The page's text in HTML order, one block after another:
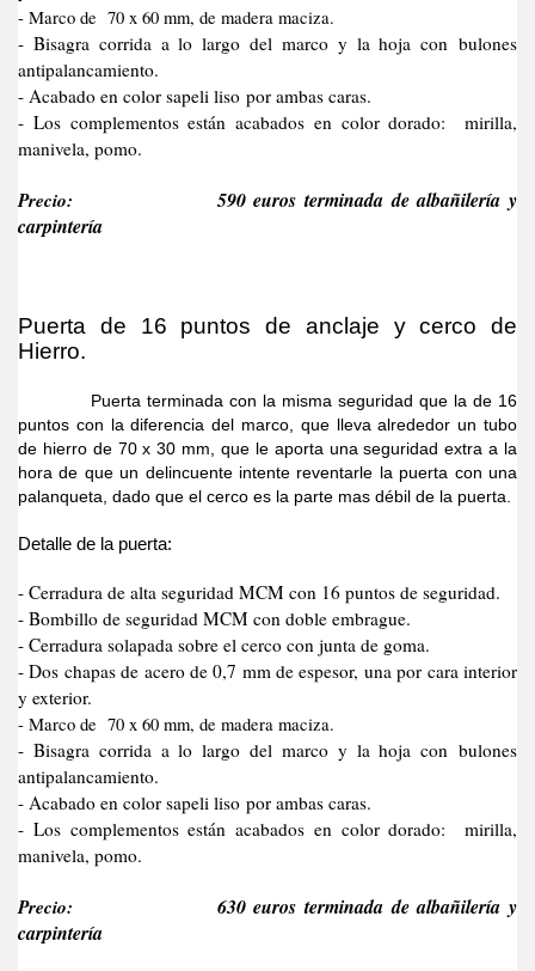
- Marco de 70 x 60 mm, de madera maciza.
- Bisagra corrida a lo largo del marco y la hoja con bulones
antipalancamiento.
- Acabado en color sapeli liso por ambas caras.
- Los complementos están acabados en color dorado: mirilla,
manivela, pomo.
Precio:
590 euros terminada de albañilería y
carpintería
Puerta de 16 puntos de anclaje y cerco de
Hierro.
Puerta terminada con la misma seguridad que la de 16
puntos con la diferencia del marco, que lleva alrededor un tubo
de hierro de 70 x 30 mm, que le aporta una seguridad extra a la
hora de que un delincuente intente reventarle la puerta con una
palanqueta, dado que el cerco es la parte mas débil de la puerta.
Detalle de la puerta:
- Cerradura de alta seguridad MCM con 16 puntos de seguridad.
- Bombillo de seguridad MCM con doble embrague.
- Cerradura solapada sobre el cerco con junta de goma.
- Dos chapas de acero de 0,7 mm de espesor, una por cara interior
y exterior.
- Marco de 70 x 60 mm, de madera maciza.
- Bisagra corrida a lo largo del marco y la hoja con bulones
antipalancamiento.
- Acabado en color sapeli liso por ambas caras.
- Los complementos están acabados en color dorado: mirilla,
manivela, pomo.
Precio:
630 euros terminada de albañilería y
carpintería